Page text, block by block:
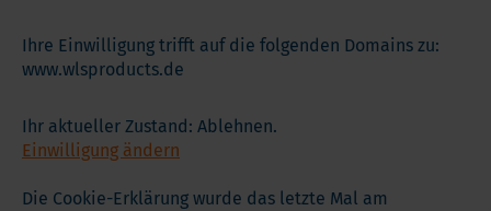
Ihre Einwilligung trifft auf die folgenden Domains zu:
www.wlsproducts.de
Ihr aktueller Zustand: Ablehnen.
Einwilligung ändern
Die Cookie-Erklärung wurde das letzte Mal am